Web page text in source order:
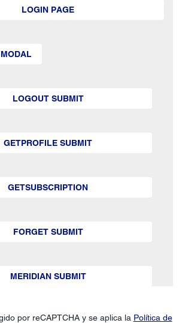
LOGIN PAGE
LOGOUT SUBMIT
GETPROFILE SUBMIT
GETSUBSCRIPTION
FORGET SUBMIT
MERIDIAN SUBMIT
por reCAPTCHA y se aplica la Política de